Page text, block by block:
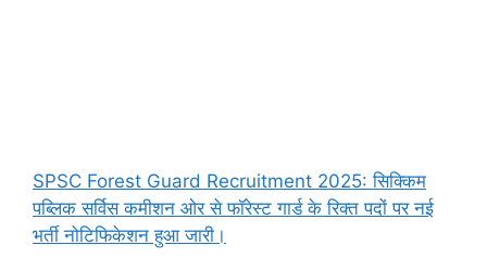
SPSC Forest Guard Recruitment 2025: सिक्किम
पब्लिक सर्विस कमीशन ओर से फॉरेस्ट गार्ड के रिक्त पदों पर नई
भर्ती नोटिफिकेशन हुआ जारी।